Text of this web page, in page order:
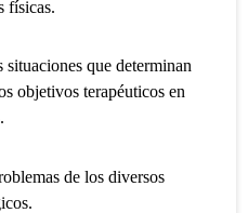
físicas.
que determinan
objetivos terapéuticos en
de los diversos